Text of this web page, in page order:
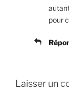
pour
Laisser un